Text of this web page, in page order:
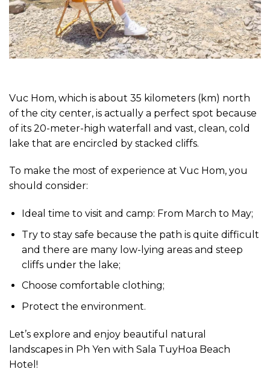
Vuc Hom, which is about 35 kilometers (km) north
of the city center, is actually a perfect spot because
of its 20-meter-high waterfall and vast, clean, cold
lake that are encircled by stacked cliffs.
To make the most of experience at Vuc Hom, you
should consider:
Ideal time to visit and camp: From March to May;
Try to stay safe because the path is quite difficult
and there are many low-lying areas and steep
cliffs under the lake;
Choose comfortable clothing;
Protect the environment.
Let’s explore and enjoy beautiful natural
landscapes in Ph Yen with Sala TuyHoa Beach
Hotel!